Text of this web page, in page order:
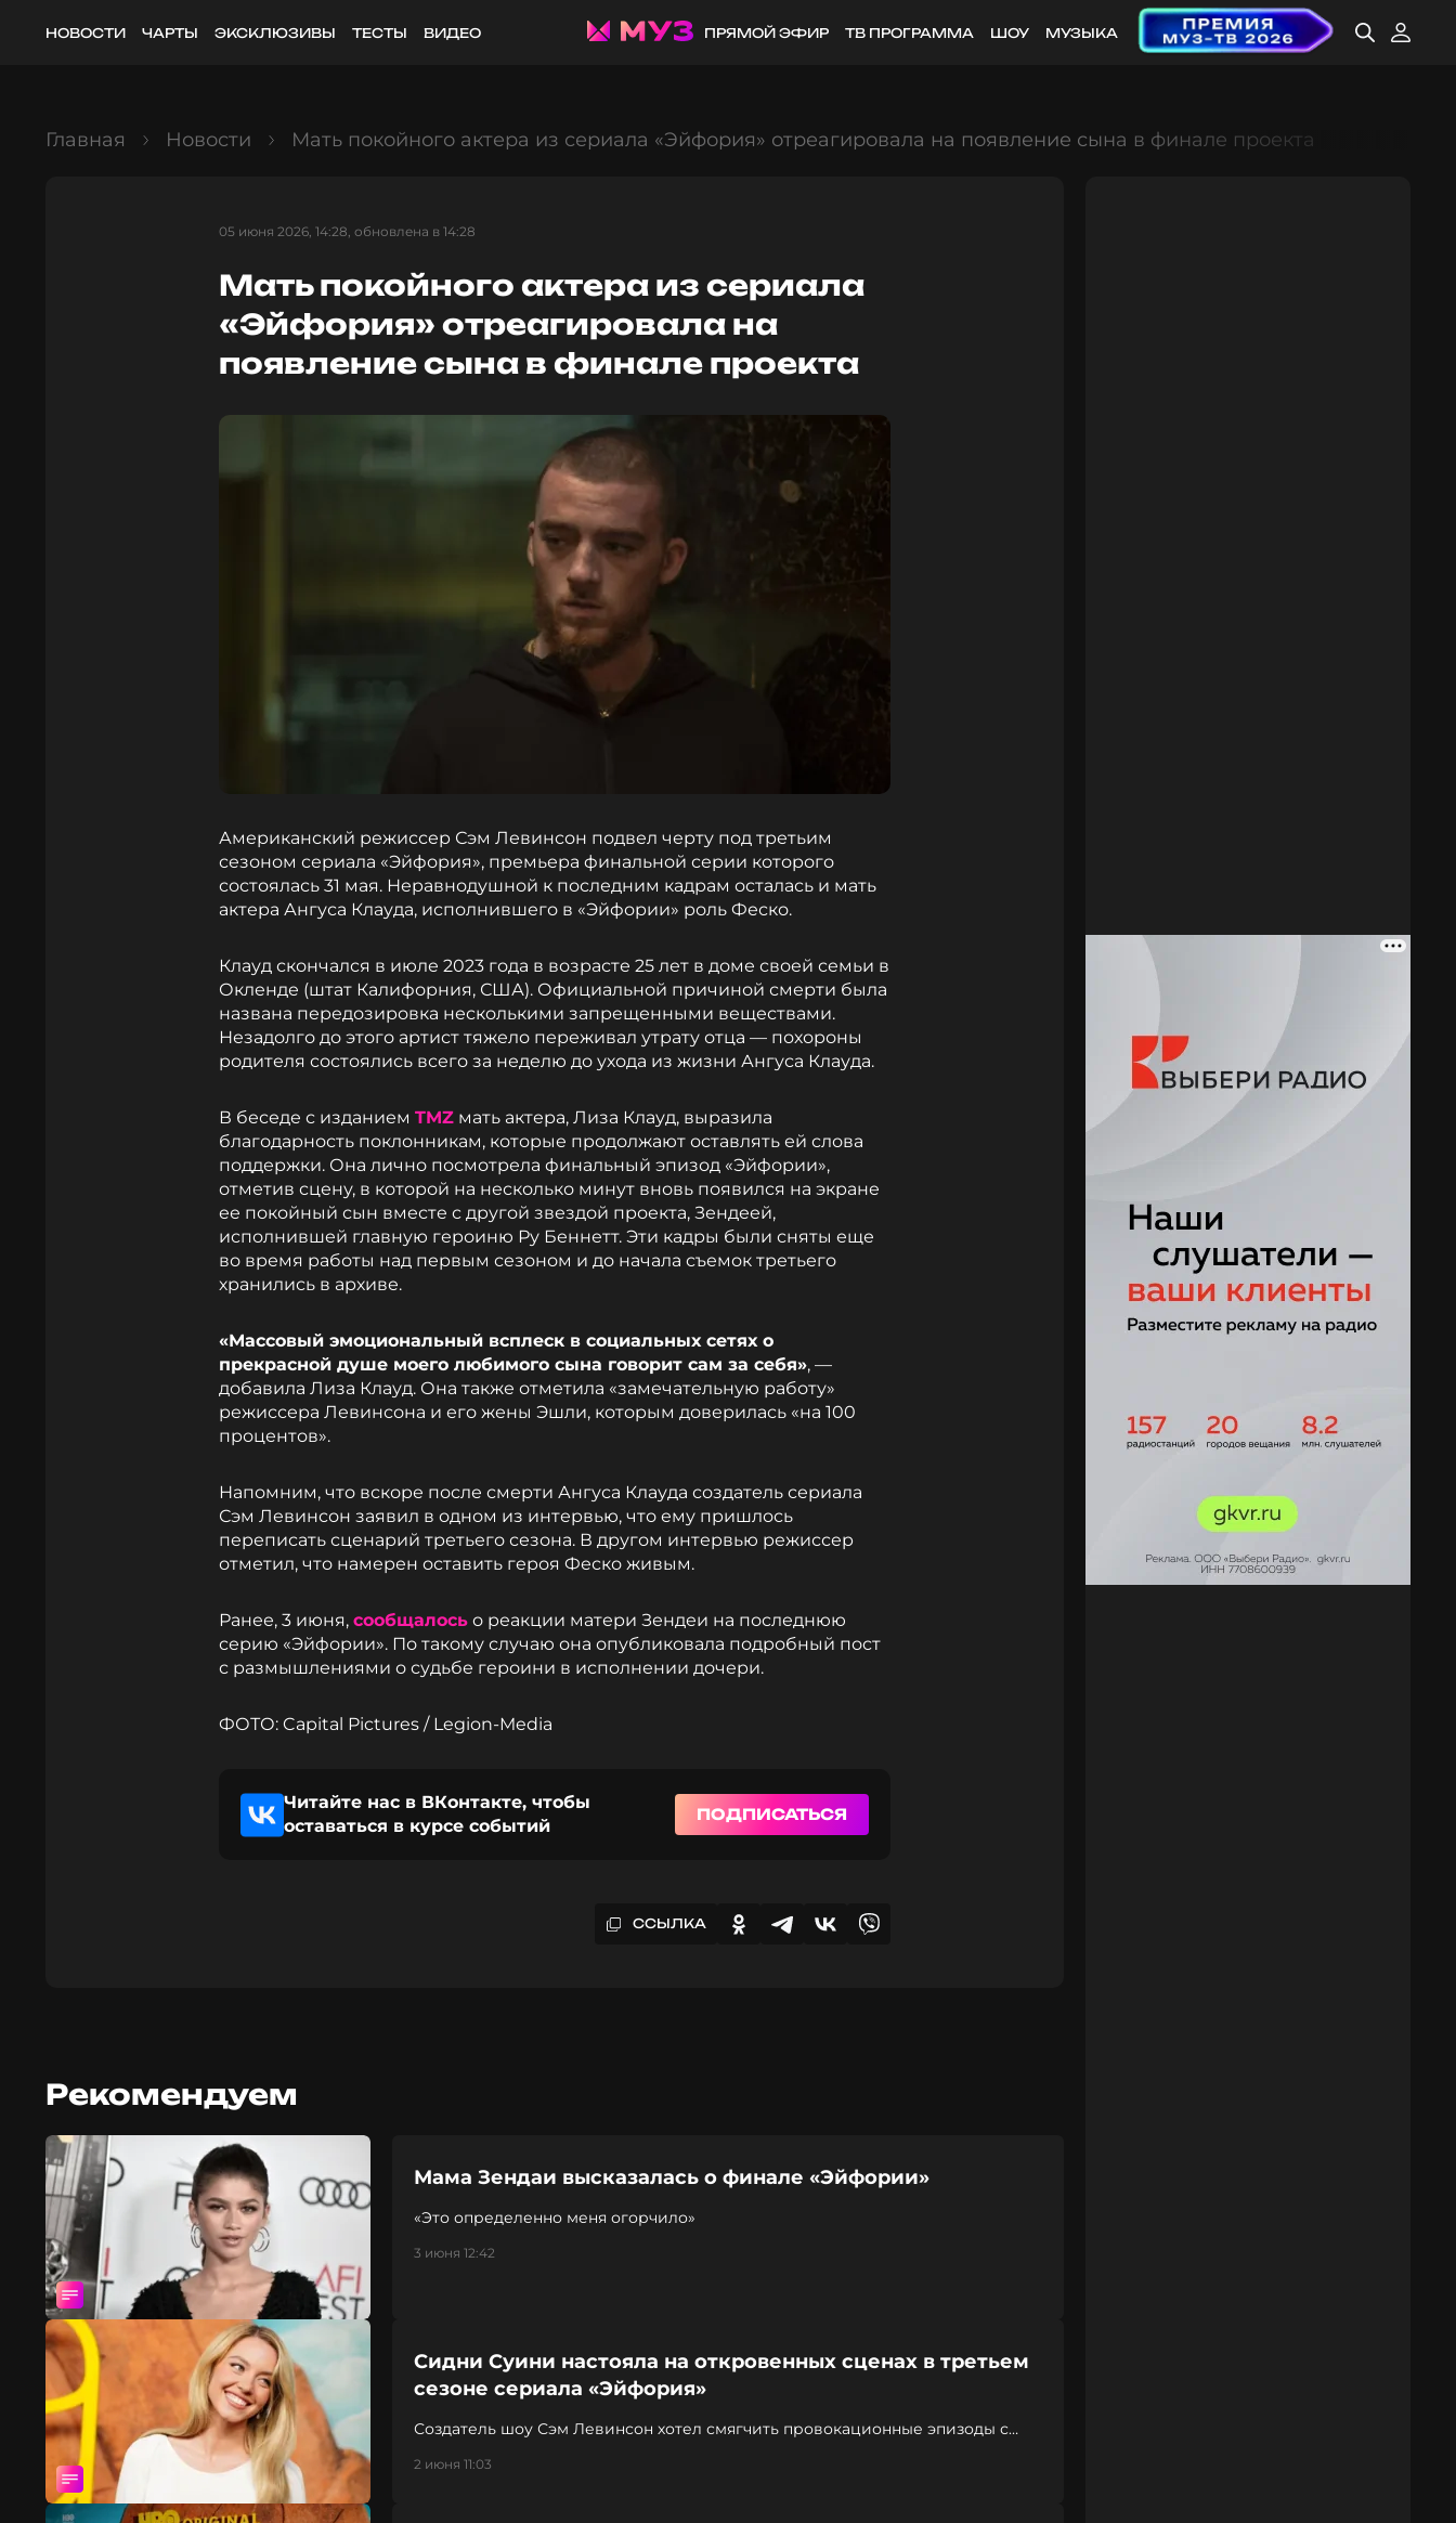
НОВОСТИ ЧАРТЫ ЭКСКЛЮЗИВЫ ТЕСТЫ ВИДЕО ПРЯМОЙ ЭФИР ТВ ПРОГРАММА ШОУ МУЗЫКА
Главная Новости Мать покойного актера из сериала «Эйфория» отреагировала на появление сына в финале проекта
05 июня 2026, 14:28, обновлена в 14:28
Мать покойного актера из сериала
«Эйфория» отреагировала на
появление сына в финале проекта
Американский режиссер Сэм Левинсон подвел черту под третьим
сезоном сериала «Эйфория», премьера финальной серии которого
состоялась 31 мая. Неравнодушной к последним кадрам осталась и мать
актера Ангуса Клауда, исполнившего в «Эйфории» роль Феско.
Клауд скончался в июле 2023 года в возрасте 25 лет в доме своей семьи в
Окленде (штат Калифорния, США). Официальной причиной смерти была
названа передозировка несколькими запрещенными веществами.
Незадолго до этого артист тяжело переживал утрату отца — похороны
родителя состоялись всего за неделю до ухода из жизни Ангуса Клауда.
В беседе с изданием TMZ мать актера, Лиза Клауд, выразила
благодарность поклонникам, которые продолжают оставлять ей слова
поддержки. Она лично посмотрела финальный эпизод «Эйфории»,
отметив сцену, в которой на несколько минут вновь появился на экране
ее покойный сын вместе с другой звездой проекта, Зендеей,
исполнившей главную героиню Ру Беннетт. Эти кадры были сняты еще
во время работы над первым сезоном и до начала съемок третьего
хранились в архиве.
«Массовый эмоциональный всплеск в социальных сетях о
прекрасной душе моего любимого сына говорит сам за себя», —
добавила Лиза Клауд. Она также отметила «замечательную работу»
режиссера Левинсона и его жены Эшли, которым доверилась «на 100
процентов».
Напомним, что вскоре после смерти Ангуса Клауда создатель сериала
Сэм Левинсон заявил в одном из интервью, что ему пришлось
переписать сценарий третьего сезона. В другом интервью режиссер
отметил, что намерен оставить героя Феско живым.
Ранее, 3 июня, сообщалось о реакции матери Зендеи на последнюю
серию «Эйфории». По такому случаю она опубликовала подробный пост
с размышлениями о судьбе героини в исполнении дочери.
ФОТО: Capital Pictures / Legion-Media
Читайте нас в ВКонтакте, чтобы
оставаться в курсе событий
ПОДПИСАТЬСЯ
ССЫЛКА
Рекомендуем
Мама Зендаи высказалась о финале «Эйфории»
«Это определенно меня огорчило»
3 июня 12:42
Сидни Суини настояла на откровенных сценах в третьем
сезоне сериала «Эйфория»
Создатель шоу Сэм Левинсон хотел смягчить провокационные эпизоды с
2 июня 11:03